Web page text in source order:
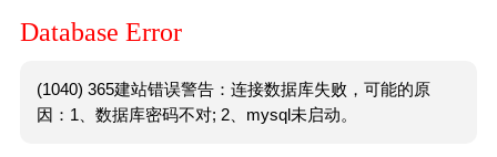
Database Error
(1040) 365建站错误警告：连接数据库失败，可能的原
因：1、数据库密码不对; 2、mysql未启动。